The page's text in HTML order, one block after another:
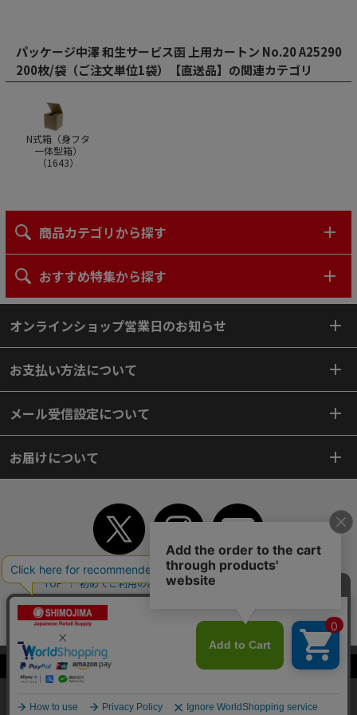
当サイトはクッキー（Cookie）を使用しています。Cookieの使用に同意いた
だける場合は「OK」をクリックしてください。
OK
パッケージ中澤 和生サービス函 上用カートン No.20 A25290
200枚/袋（ご注文単位1袋）【直送品】の関連カテゴリ
N式箱（身フタ
一体型箱）
（1643）
商品カテゴリから探す
おすすめ特集から探す
オンラインショップ営業日のお知らせ
お支払い方法について
メール受信設定について
お届けについて
TOP 初めてご利用のお客様へ ご利用案内
個人情報保護方針
よくあるご質問
サイトマップ
WEBカタログ
Copyright© 2018 SHIMOJIMA Co.,Ltd. All Rights Reserved.